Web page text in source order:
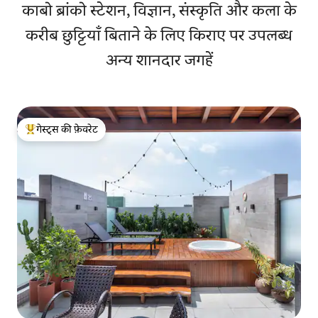
काबो ब्रांको स्टेशन, विज्ञान, संस्कृति और कला के
करीब छुट्टियाँ बिताने के लिए किराए पर उपलब्ध
अन्य शानदार जगहें
गेस्ट्स का टॉप फ़ेवरेट
गेस्ट्स की फ़ेवरेट